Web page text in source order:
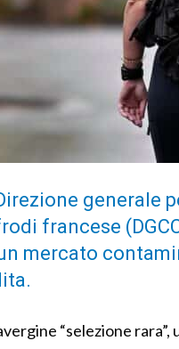
generale
francese
mercato
“selezione